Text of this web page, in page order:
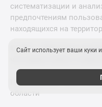
систематизации и
предпочтениям
находящихся на
© 2011—2026
Новостройки Санкт-
области
Сайт использует ваши куки